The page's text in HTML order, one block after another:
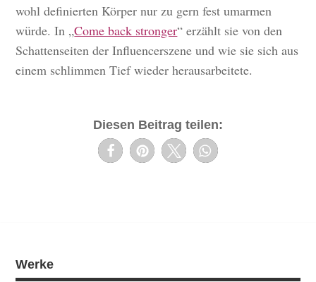
wohl definierten Körper nur zu gern fest umarmen
würde. In „Come back stronger“ erzählt sie von den
Schattenseiten der Influencerszene und wie sie sich aus
einem schlimmen Tief wieder herausarbeitete.
Diesen Beitrag teilen:
Werke